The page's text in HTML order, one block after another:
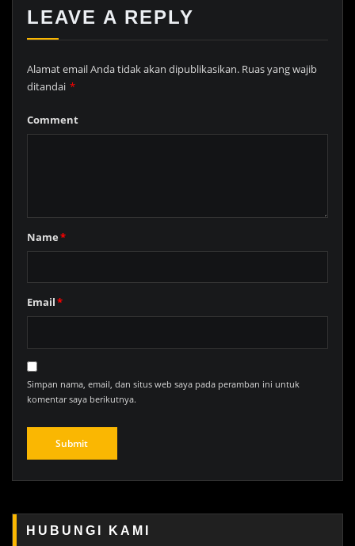
LEAVE A REPLY
Alamat email Anda tidak akan dipublikasikan. Ruas yang wajib
ditandai *
Comment
Name*
Email*
Simpan nama, email, dan situs web saya pada peramban ini untuk
komentar saya berikutnya.
HUBUNGI KAMI